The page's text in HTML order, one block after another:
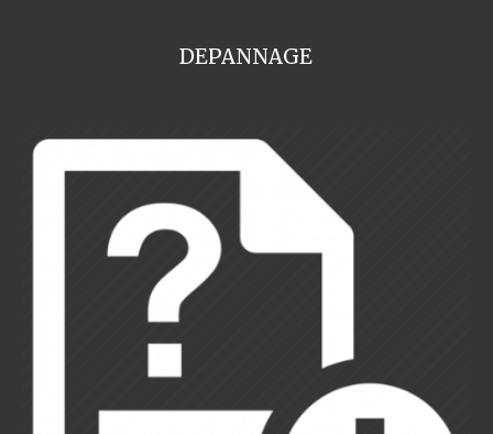
DEPANNAGE